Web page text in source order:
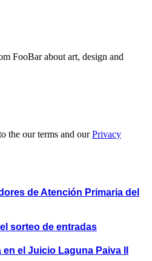
FooBar about art, design and
the our terms and ourPrivacy
de Atención Primaria del
sorteo de entradas
el Juicio Laguna Paiva II